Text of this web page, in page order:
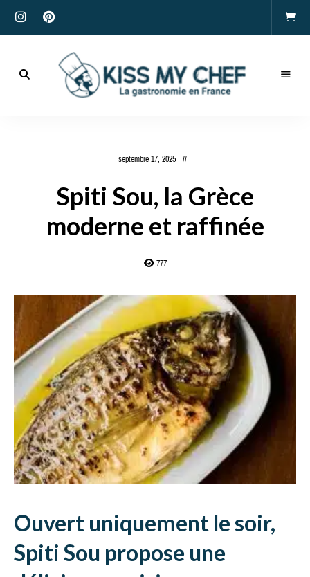
septembre 17, 2025
Spiti Sou, la Grèce
moderne et raffinée
777
Ouvert uniquement le soir,
Spiti Sou propose une